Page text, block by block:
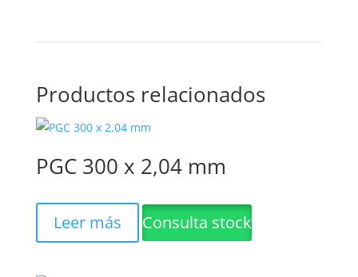
Productos relacionados
PGC 300 x 2,04 mm
Leer más Consulta stock